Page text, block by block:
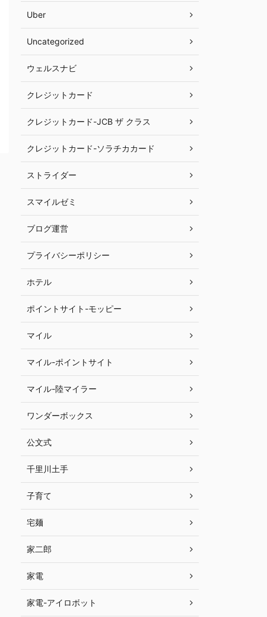
Uber
Uncategorized
ウェルスナビ
クレジットカード
クレジットカード-JCB ザ クラス
クレジットカード-ソラチカカード
ストライダー
スマイルゼミ
ブログ運営
プライバシーポリシー
ホテル
ポイントサイト-モッピー
マイル
マイル-ポイントサイト
マイル-陸マイラー
ワンダーボックス
公文式
千里川土手
子育て
宅麺
家二郎
家電
家電-アイロボット